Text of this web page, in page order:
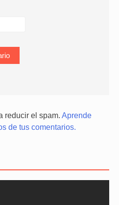
reducir el spam. Aprende
de tus comentarios.